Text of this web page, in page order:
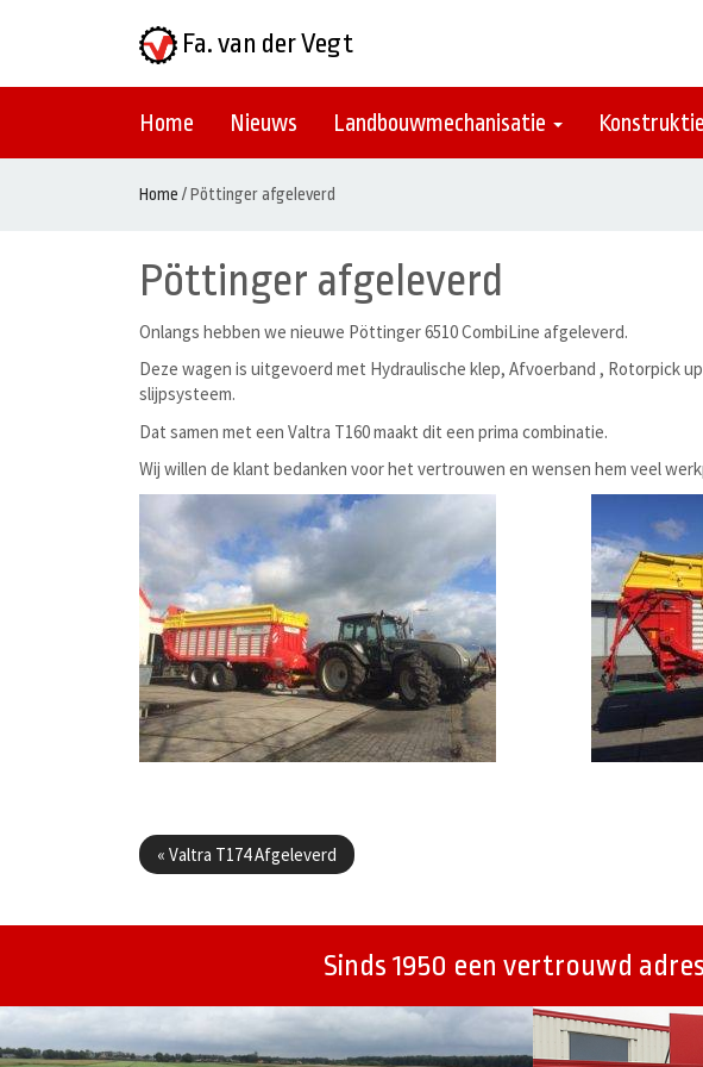
Fa. van der Vegt
Home Nieuws Landbouwmechanisatie Konstruktie
Home /Pöttinger afgeleverd
Pöttinger afgeleverd
Onlangs hebben we nieuwe Pöttinger 6510 CombiLine afgeleverd.
Deze wagen is uitgevoerd met Hydraulische klep, Afvoerband , Rotorpick
slijpsysteem.
Dat samen met een Valtra T160 maakt dit een prima combinatie.
Wij willen de klant bedanken voor het vertrouwen en wensen hem veel
Berichtenmenu
« Valtra T174 Afgeleverd
Sinds 1950 een vertrouwd